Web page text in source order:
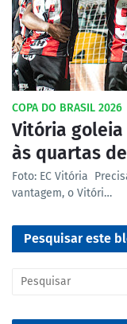
COPA DO BRASIL 2026
Vitória goleia
às quartas
Foto: EC Vitória
vantagem, o Vitóri…
Pesquisar este